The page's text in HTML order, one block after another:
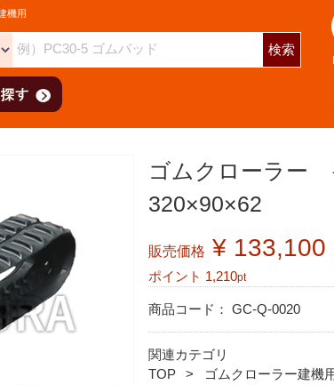
機用
検索
ゴムクローラ
320×90×62
販売価格 ¥ 133,100
ポイント 1,210pt
商品コード： GC-Q-0020
関連カテゴリ
TOP
ゴムクローラー建機